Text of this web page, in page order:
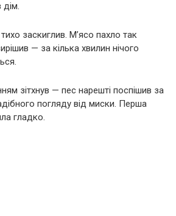
дім.
заскиглив. М’ясо пахло так
— за кілька хвилин нічого
зітхнув — пес нарешті поспішив за
погляду від миски. Перша
гладко.